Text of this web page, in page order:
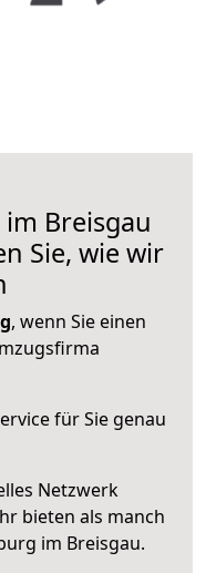
Breisgau
Sie, wie wir
, wenn Sie einen
für Sie genau
Netzwerk
bieten als manch
im Breisgau.